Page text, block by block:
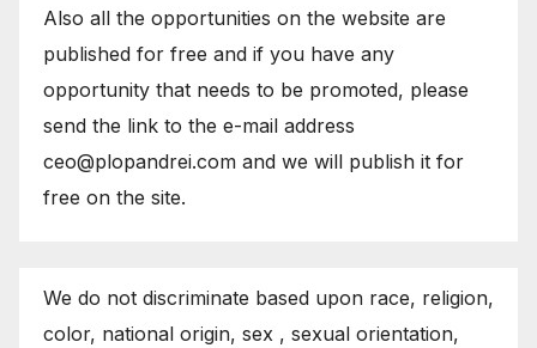
Also all the opportunities on the website are
published for free and if you have any
opportunity that needs to be promoted, please
send the link to the e-mail address
ceo@plopandrei.com and we will publish it for
free on the site.
We do not discriminate based upon race, religion,
color, national origin, sex , sexual orientation,